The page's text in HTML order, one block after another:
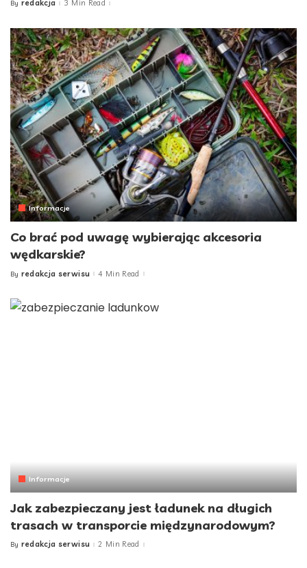
Posted
By redakcja 3 Min Read
Informacje
Co brać pod uwagę wybierając akcesoria
wędkarskie?
Posted
By redakcja serwisu 4 Min Read
Informacje
Jak zabezpieczany jest ładunek na długich
trasach w transporcie międzynarodowym?
Posted
By redakcja serwisu 2 Min Read